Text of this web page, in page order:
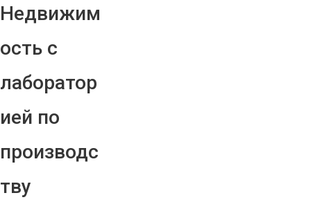
Недвижим
ость с
лаборатор
ией по
производс
тву